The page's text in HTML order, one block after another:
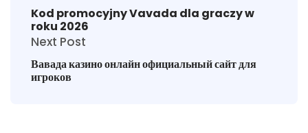
Kod promocyjny Vavada dla graczy w
roku 2026
Next Post
Вавада казино онлайн официальный сайт для
игроков